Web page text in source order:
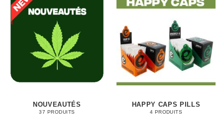
NOUVEAUTÉS
37 PRODUITS
HAPPY CAPS PILLS
4 PRODUITS